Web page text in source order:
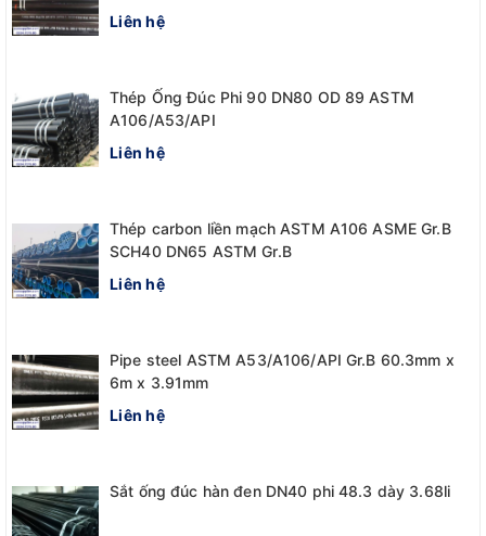
Liên hệ
Thép Ống Đúc Phi 90 DN80 OD 89 ASTM
A106/A53/API
Liên hệ
Thép carbon liền mạch ASTM A106 ASME Gr.B
SCH40 DN65 ASTM Gr.B
Liên hệ
Pipe steel ASTM A53/A106/API Gr.B 60.3mm x
6m x 3.91mm
Liên hệ
Sắt ống đúc hàn đen DN40 phi 48.3 dày 3.68li